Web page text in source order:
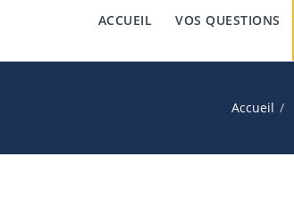
ACCUEIL VOS QUESTIONS
Accueil